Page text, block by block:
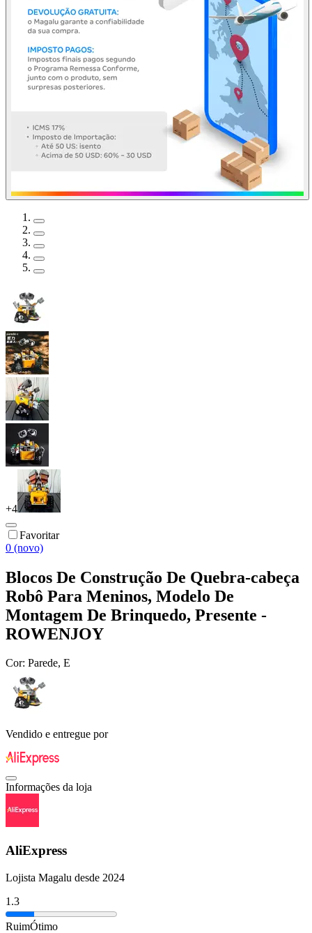
+4
Favoritar
0 (novo)
Blocos De Construção De Quebra-cabeça
Robô Para Meninos, Modelo De
Montagem De Brinquedo, Presente -
ROWENJOY
Cor: Parede, E
Vendido e entregue por
Informações da loja
AliExpress
Lojista Magalu desde 2024
1.3
RuimÓtimo